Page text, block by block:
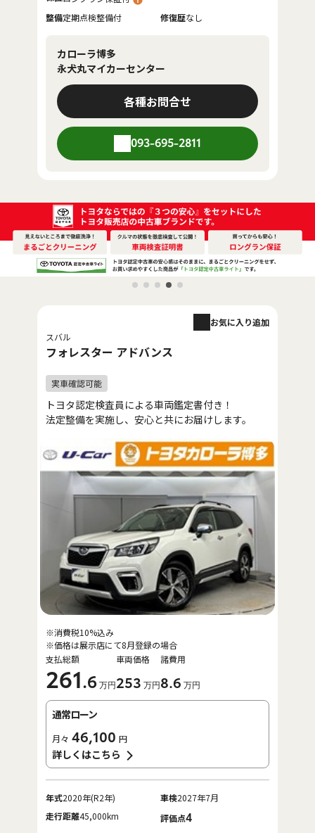
整備定期点検整備付 修復歴なし
カローラ博多
永犬丸マイカーセンター
各種お問合せ
093-695-2811
スバル
フォレスター アドバンス
お気に入り追加
トヨタ認定検査員による車両鑑定書付き！
法定整備を実施し、安心と共にお届けします。
支払総額
261.6 万円
車両価格
253 万円
諸費用
8.6 万円
※消費税10%込み
※価格は展示店にて8月登録の場合
通常ローン
月々 46,100 円
詳しくはこちら
年式2020年(R2年) 車検2027年7月
走行距離45,000km 評価点4